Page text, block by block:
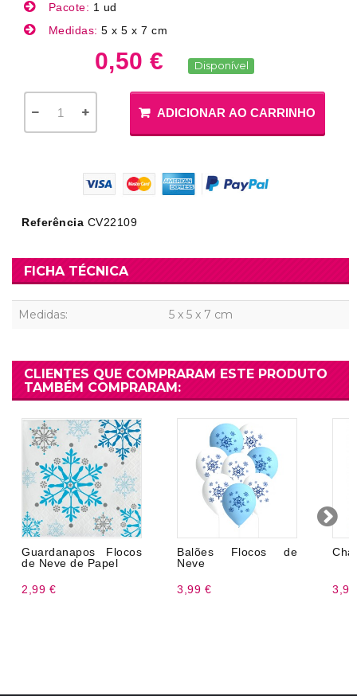
Pacote: 1 ud
Medidas: 5 x 5 x 7 cm
0,50 € Disponível
ADICIONAR AO CARRINHO
Referência CV22109
FICHA TÉCNICA
Medidas: 5 x 5 x 7 cm
CLIENTES QUE COMPRARAM ESTE PRODUTO
TAMBÉM COMPRARAM:
Guardanapos Flocos
de Neve de Papel
2,99 €
Balões Flocos de
Neve
3,99 €